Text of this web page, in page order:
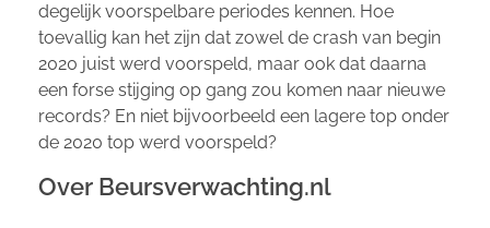
degelijk voorspelbare periodes kennen. Hoe
toevallig kan het zijn dat zowel de crash van begin
2020 juist werd voorspeld, maar ook dat daarna
een forse stijging op gang zou komen naar nieuwe
records? En niet bijvoorbeeld een lagere top onder
de 2020 top werd voorspeld?
Over Beursverwachting.nl